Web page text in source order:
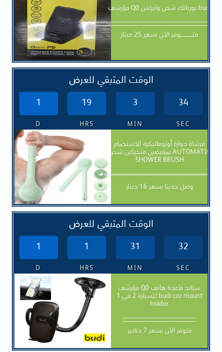
مؤرشف Q0 بوربانك شحن وايرلس budi
متــــــــــــوفر الآن بسعر 25 دينار
الوقت المتبقي للعرض
1 19 3 32
D HRS MIN SEC
فرشاة دوارة أوتوماتيكية للاستحمام
بمقبضين متحركين شحن AUTOMATIC
SHOWER BRUSH
————————————————
وصل حديثا بسعر 16 دينار
الوقت المتبقي للعرض
1 1 31 30
D HRS MIN SEC
مؤرشف Q0 ستاند قاعدة هاتفللسيارة 2 في 1 budi car mount
holder
_____________________
متوفر الآن بسعر 7 دنانير